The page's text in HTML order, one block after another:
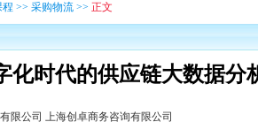
程 >> 采购物流 >> 正文
化时代的供应链大数据分
限公司 上海创卓商务咨询有限公司